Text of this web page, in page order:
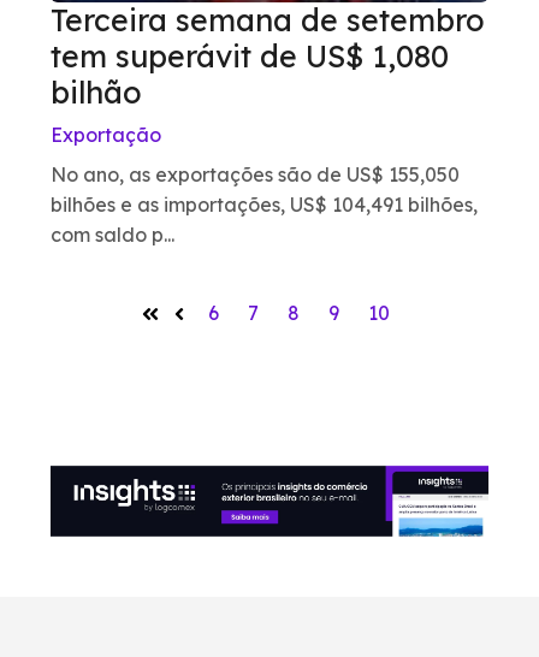
Terceira semana de setembro
tem superávit de US$ 1,080
bilhão
Exportação
No ano, as exportações são de US$ 155,050
bilhões e as importações, US$ 104,491 bilhões,
com saldo p...
6 7 8 9 10